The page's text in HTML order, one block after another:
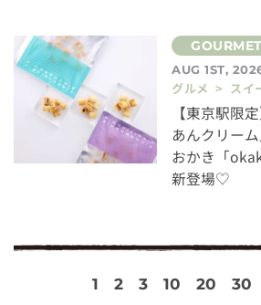
AUG 1ST,
グルメ > スイ
【東京駅限
あんクリー
おかき「
新登場♡
1 2 3 10 20 30